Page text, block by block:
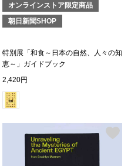
ショート･クロ
ルーム･アン
オンラインストア限定商品
朝日新聞SHOP
特別展「和食～日本の自然、人々の知
恵～」ガイドブック
2,420円